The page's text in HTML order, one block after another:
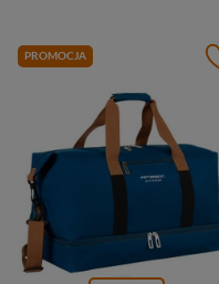
PROMOCJA